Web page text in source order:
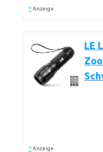
* Anzeige
LE
* Anzeige